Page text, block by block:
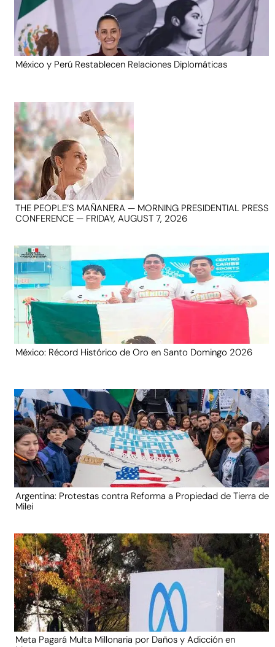
México y Perú Restablecen Relaciones Diplomáticas
THE PEOPLE’S MAÑANERA — MORNING PRESIDENTIAL PRESS
CONFERENCE — FRIDAY, AUGUST 7, 2026
México: Récord Histórico de Oro en Santo Domingo 2026
Argentina: Protestas contra Reforma a Propiedad de Tierra de
Milei
Meta Pagará Multa Millonaria por Daños y Adicción en